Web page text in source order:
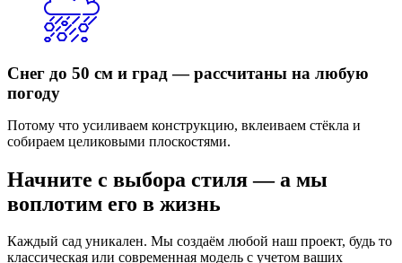
Снег до 50 см и град — рассчитаны на любую
погоду
Потому что усиливаем конструкцию, вклеиваем стёкла и
собираем целиковыми плоскостями.
Начните с выбора стиля — а мы
воплотим его в жизнь
Каждый сад уникален. Мы создаём любой наш проект, будь то
классическая или современная модель с учетом ваших